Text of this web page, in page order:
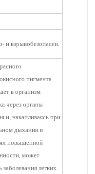
и взрывобезопасен.
пигмента
в организм
через органы
и, накапливаясь при
дыхании в
повышенной
может
заболевания легких.